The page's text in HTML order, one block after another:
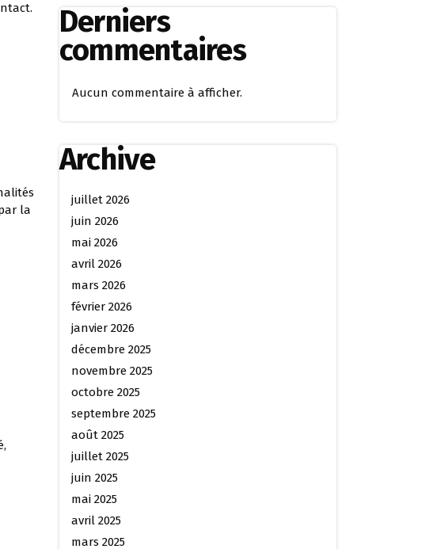
la
Derniers
commentaires
Aucun commentaire à afficher.
Archive
juillet 2026
juin 2026
mai 2026
avril 2026
mars 2026
février 2026
janvier 2026
décembre 2025
novembre 2025
octobre 2025
septembre 2025
août 2025
juillet 2025
juin 2025
mai 2025
avril 2025
mars 2025